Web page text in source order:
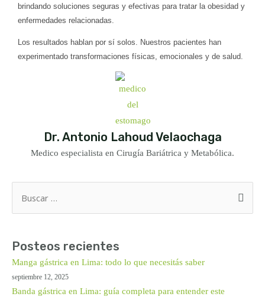
brindando soluciones seguras y efectivas para tratar la obesidad y
enfermedades relacionadas.
Los resultados hablan por sí solos. Nuestros pacientes han
experimentado transformaciones físicas, emocionales y de salud.
Dr. Antonio Lahoud Velaochaga
Medico especialista en Cirugía Bariátrica y Metabólica.
Buscar
por:
Posteos recientes
Manga gástrica en Lima: todo lo que necesitás saber
septiembre 12, 2025
Banda gástrica en Lima: guía completa para entender este